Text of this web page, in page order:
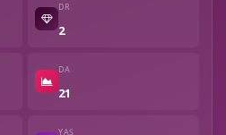
DR
2
DA
21
YAŞ